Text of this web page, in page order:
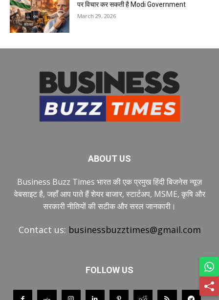
पर विचार कर सकती है Modi Government
March 29, 2026
ABOUT US
Business Buzz Times भारत की एक प्रमुख हिंदी बिजनेस न्यूज़
वेबसाइट है, जहाँ आप पाते हैं शेयर बाजार, स्टार्टअप, MSME, कृषि और
सरकारी नीतियों की सटीक और सरल जानकारी।
Contact us: businessbuzztimes@gmail.com
FOLLOW US